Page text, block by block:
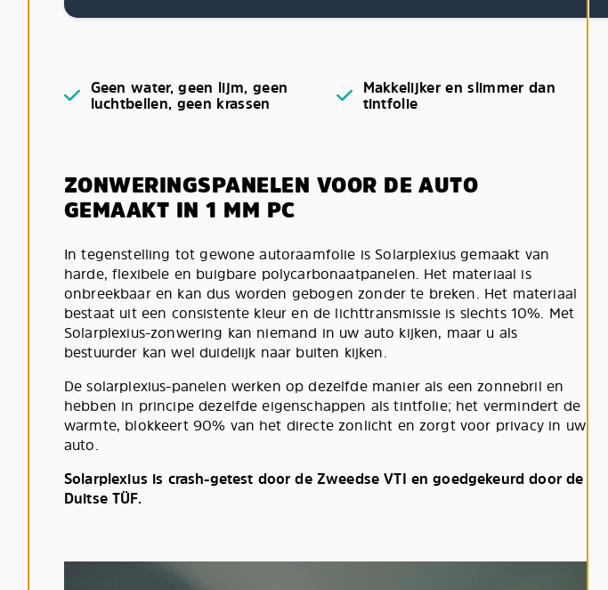
Geen water, geen lijm, geen
luchtbellen, geen krassen
Makkelijker en slimmer dan
tintfolie
ZONWERINGSPANELEN VOOR DE AUTO
GEMAAKT IN 1 MM PC
In tegenstelling tot gewone autoraamfolie is Solarplexius gemaakt van
harde, flexibele en buigbare polycarbonaatpanelen. Het materiaal is
onbreekbaar en kan dus worden gebogen zonder te breken. Het materiaal
bestaat uit een consistente kleur en de lichttransmissie is slechts 10%. Met
Solarplexius-zonwering kan niemand in uw auto kijken, maar u als
bestuurder kan wel duidelijk naar buiten kijken.
De solarplexius-panelen werken op dezelfde manier als een zonnebril en
hebben in principe dezelfde eigenschappen als tintfolie; het vermindert de
warmte, blokkeert 90% van het directe zonlicht en zorgt voor privacy in uw
auto.
Solarplexius is crash-getest door de Zweedse VTI en goedgekeurd door de
Duitse TÜF.